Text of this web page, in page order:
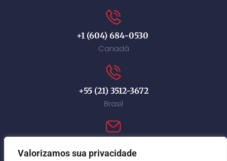
Valorizamos sua privacidade
+1 (604) 684-0530
Canadá
+55 (21) 3512-3672
Brasil